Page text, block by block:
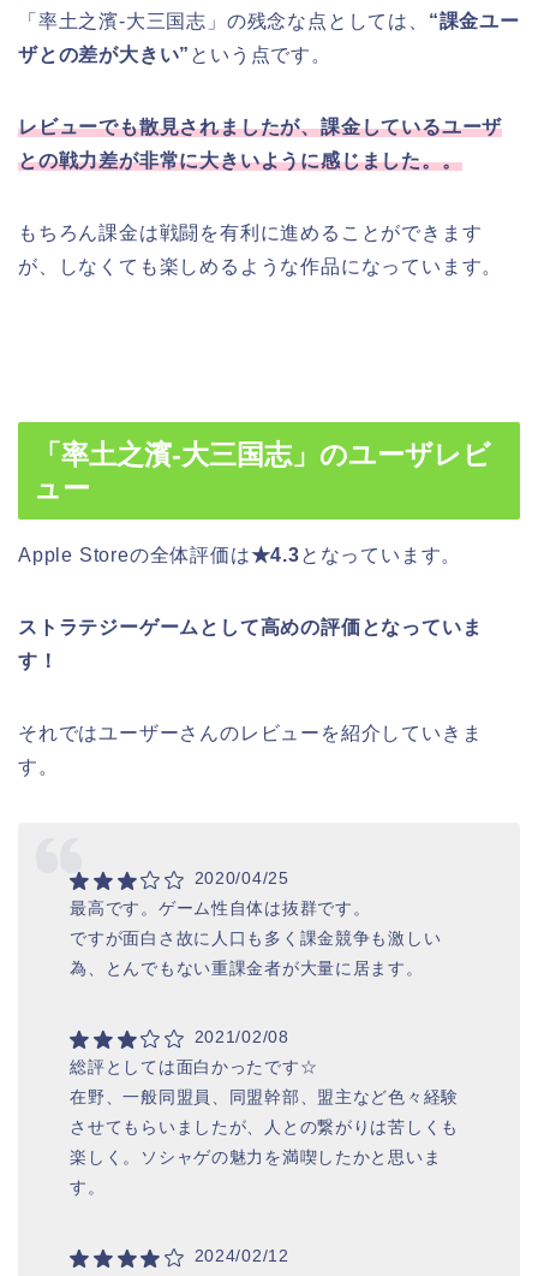
「率土之濱-大三国志」の残念な点としては、 “課金ユー
ザとの差が大きい” という点です。
レビューでも散見されましたが、課金しているユーザ
との戦力差が非常に大きいように感じました。。
もちろん課金は戦闘を有利に進めることができます
が、しなくても楽しめるような作品になっています。
「率土之濱-大三国志」のユーザレビ
ュー
Apple Storeの全体評価は★4.3となっています。
ストラテジーゲームとして高めの評価となっていま
す！
それではユーザーさんのレビューを紹介していきま
す。
2020/04/25
最高です。ゲーム性自体は抜群です。
ですが面白さ故に人口も多く課金競争も激しい
為、とんでもない重課金者が大量に居ます。
2021/02/08
総評としては面白かったです☆
在野、一般同盟員、同盟幹部、盟主など色々経験
させてもらいましたが、人との繋がりは苦しくも
楽しく。ソシャゲの魅力を満喫したかと思いま
す。
2024/02/12